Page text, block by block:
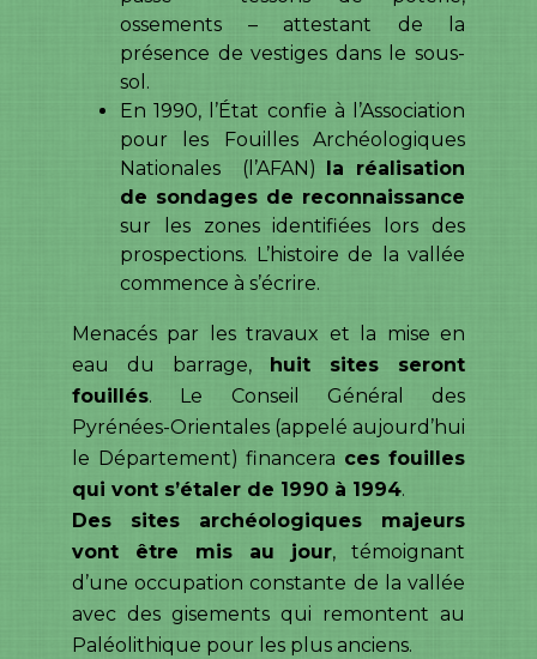
ossements – attestant de la
présence de vestiges dans le sous-
sol.
En 1990, l’État confie à l’Association
pour les Fouilles Archéologiques
Nationales (l’AFAN)
la réalisation
de sondages de reconnaissance
sur les zones identifiées lors des
prospections. L’histoire de la vallée
commence à s’écrire.
Menacés par les travaux et la mise en
eau du barrage,
huit sites seront
fouillés. Le Conseil Général des
Pyrénées-Orientales (appelé aujourd’hui
le Département) financera ces fouilles
qui vont s’étaler de 1990 à 1994.
Des sites archéologiques majeurs
vont être mis au jour, témoignant
d’une occupation constante de la vallée
avec des gisements qui remontent au
Paléolithique pour les plus anciens.